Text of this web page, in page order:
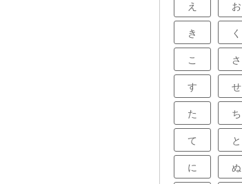
え お
き く
こ さ
す せ
た ち
て と
に ぬ